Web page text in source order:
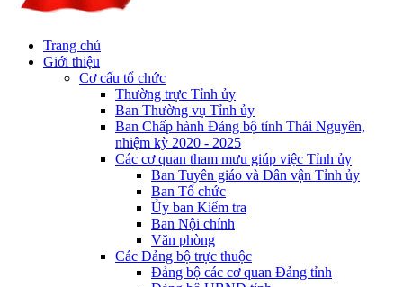
Trang chủ
Giới thiệu
Cơ cấu tổ chức
Thường trực Tỉnh ủy
Ban Thường vụ Tỉnh ủy
Ban Chấp hành Đảng bộ tỉnh Thái Nguyên,
nhiệm kỳ 2020 - 2025
Các cơ quan tham mưu giúp việc Tỉnh ủy
Ban Tuyên giáo và Dân vận Tỉnh ủy
Ban Tổ chức
Ủy ban Kiểm tra
Ban Nội chính
Văn phòng
Các Đảng bộ trực thuộc
Đảng bộ các cơ quan Đảng tỉnh